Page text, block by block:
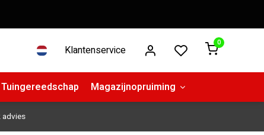
Klantenservice
0
Tuingereedschap Magazijnopruiming
advies